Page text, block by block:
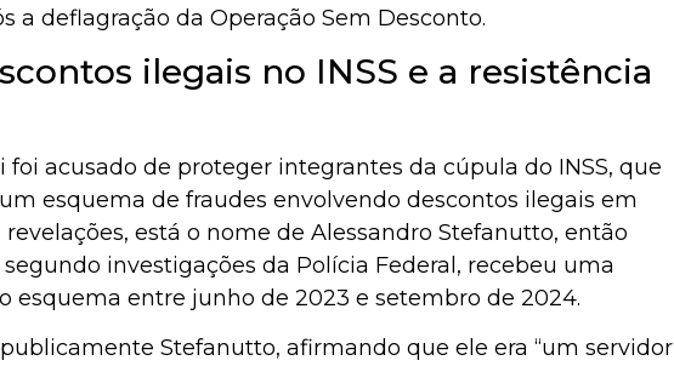
a deflagração da Operação Sem Desconto.
ilegais no INSS e a resistência
foi acusado de proteger integrantes da cúpula do INSS, que
esquema de fraudes envolvendo descontos ilegais em
está o nome de Alessandro Stefanutto, então
investigações da Polícia Federal, recebeu uma
esquema entre junho de 2023 e setembro de 2024.
Stefanutto, afirmando que ele era “um servidor